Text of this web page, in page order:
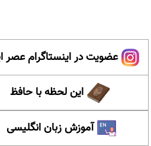
عضویت در اینستاگرام عصر
این لحظه با حافظ
آموزش زبان انگلیسی